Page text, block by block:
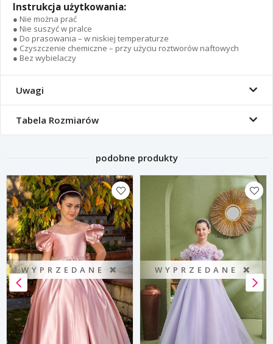
Instrukcja użytkowania:
● Nie można prać
● Nie suszyć w pralce
● Do prasowania – w niskiej temperaturze
● Czyszczenie chemiczne – przy użyciu roztworów naftowych
● Bez wybielaczy
Uwagi
Tabela Rozmiarów
podobne produkty
WYPRZEDANE ❌ WYPRZEDANE ❌